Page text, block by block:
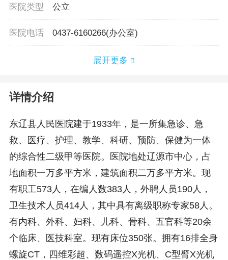
医院类型 公立
医院电话 0437-6160266(办公室)
展开更多
详情介绍
东辽县人民医院建于1933年，是一所集急诊、急
救、医疗、护理、教学、科研、预防、保健为一体
的综合性二级甲等医院。医院地处辽源市中心，占
地面积一万多平方米，建筑面积二万多平方米。现
有职工573人，在编人数383人，外聘人员190人，
卫生技术人员414人，其中具有离级职称专家58人。
有内科、外科、妇科、儿科、骨科、五官科等20余
个临床、医技科室。现有床位350张。拥有16排全身
螺旋CT，四维彩超、数码遥控X光机、C型臂X光机